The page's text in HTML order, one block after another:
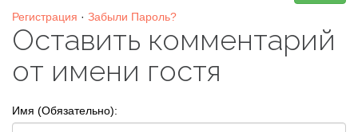
Регистрация · Забыли Пароль?
Оставить комментарий
от имени гостя
Имя (Обязательно):